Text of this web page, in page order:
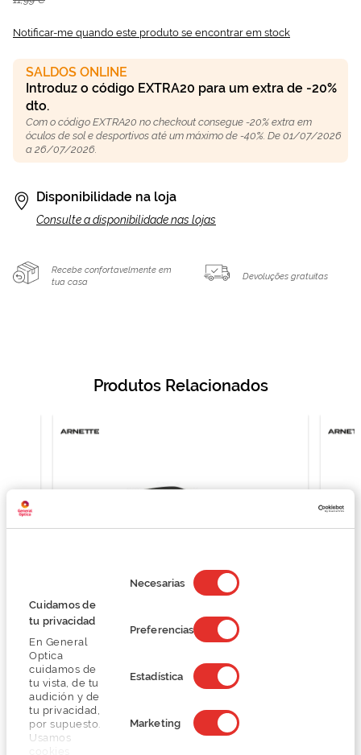
Cuidamos de
tu privacidad
En General
Optica
cuidamos de
tu vista, de tu
audición y de
tu privacidad,
por supuesto.
Usamos
de
consentimiento
Necesarias
Preferencias
Estadística
Marketing
Notificar-me quando este produto se encontrar em stock
SALDOS ONLINE
Introduz o código EXTRA20 para um extra de -20%
dto.
Com o código EXTRA20 no checkout consegue -20% extra em
óculos de sol e desportivos até um máximo de -40%. De 01/07/2026
a 26/07/2026.
Disponibilidade na loja
Consulte a disponibilidade nas lojas
Recebe confortavelmente em
tua casa
Devoluções gratuitas
Produtos Relacionados
83,24 €
110,99 €